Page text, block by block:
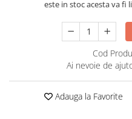
este in stoc acesta va fi
Cod
Ai nevoie de
Adauga la Favorite